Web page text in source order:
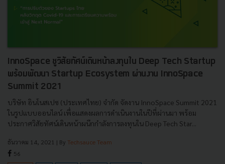
InnoSpace ชูวิสัยทัศน์เดินหน้าลงทุนใน Deep Tech Startup
พร้อมพัฒนา Startup Ecosystem ผ่านงาน InnoSpace
Summit 2021
บริษัท อินโนสเปซ (ประเทศไทย) จำกัด จัดงาน InnoSpace Summit 2021
ในรูปแบบออนไลน์ เพื่อแสดงผลการดำเนินงานในปีที่ผ่านมา พร้อม
ประกาศวิสัยทัศน์เดินหน้าผนึกกำลังการลงทุนใน Deep Tech Star...
ธันวาคม 14, 2021 | By Techsauce Team
56